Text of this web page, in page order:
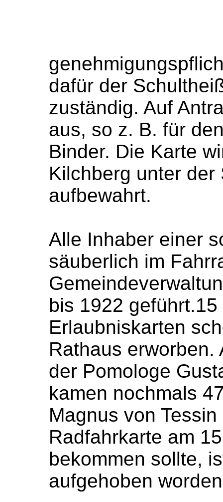
dafür der
zuständig. Auf
aus, so z. B. für
Binder. Die Karte
Kilchberg unter der
aufbewahrt.
Alle Inhaber einer
säuberlich im
bis 1922
Erlaubniskarten
Rathaus
der Pomologe
kamen nochmals
Magnus von
Radfahrkarte am
bekommen sollte,
aufgehoben